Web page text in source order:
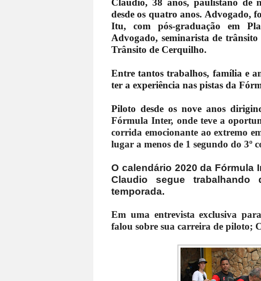
Claudio, 38 anos, paulistano de
desde os quatro anos. Advogado,
Itu, com pós-graduação em
Advogado, seminarista de
Trânsito de Cerquilho.
Entre tantos trabalhos, família e
ter a experiência nas pistas da
Piloto desde os nove anos
Fórmula Inter, onde teve a
corrida emocionante ao extremo
lugar a menos de 1 segundo do 3º
O calendário 2020 da Fórmula
Claudio segue
temporada.
Em uma entrevista exclusiva
falou sobre sua carreira de piloto;